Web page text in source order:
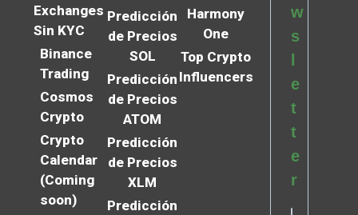
Exchanges
Sin KYC
Binance
Trading
Cosmos
Crypto
Crypto
Calendar
(Coming
soon)
Predicción
de Precios
SOL
Predicción
de Precios
ATOM
Predicción
de Precios
XLM
Predicción
Harmony
One
Top Crypto
Influencers
w
s
e
t
t
e
r